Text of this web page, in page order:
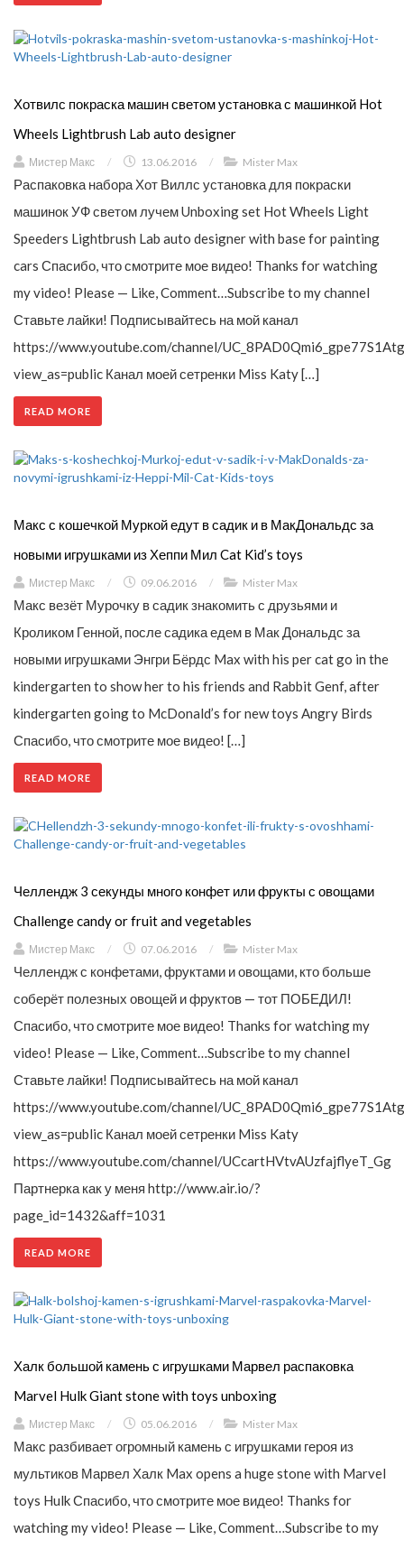
Хотвилс покраска машин светом установка с машинкой Hot
Wheels Lightbrush Lab auto designer
Мистер Макс / 13.06.2016 / Mister Max
Распаковка набора Хот Виллс установка для покраски
машинок УФ светом лучем Unboxing set Hot Wheels Light
Speeders Lightbrush Lab auto designer with base for painting
cars Спасибо, что смотрите мое видео! Thanks for watching
my video! Please — Like, Comment…Subscribe to my channel
Ставьте лайки! Подписывайтесь на мой канал
https://www.youtube.com/channel/
view_as=public Канал моей сетренки Miss Katy […]
READ MORE
Макс с кошечкой Муркой едут в садик и в МакДональдс за
новыми игрушками из Хеппи Мил Cat Kid’s toys
Мистер Макс / 09.06.2016 / Mister Max
Макс везёт Мурочку в садик знакомить с друзьями и
Кроликом Генной, после садика едем в Мак Дональдс за
новыми игрушками Энгри Бёрдс Max with his per cat go in the
kindergarten to show her to his friends and Rabbit Genf, after
kindergarten going to McDonald’s for new toys Angry Birds
Спасибо, что смотрите мое видео! […]
READ MORE
Челлендж 3 секунды много конфет или фрукты с овощами
Challenge candy or fruit and vegetables
Мистер Макс / 07.06.2016 / Mister Max
Челлендж с конфетами, фруктами и овощами, кто больше
соберёт полезных овощей и фруктов — тот ПОБЕДИЛ!
Спасибо, что смотрите мое видео! Thanks for watching my
video! Please — Like, Comment…Subscribe to my channel
Ставьте лайки! Подписывайтесь на мой канал
https://www.youtube.com/channel/
view_as=public Канал моей сетренки Miss Katy
https://www.youtube.com/channel/UCcartHVtvAUzfajflyeT_Gg
Партнерка как у меня http://www.air.io/?
page_id=1432&aff=1031
READ MORE
Халк большой камень с игрушками Марвел распаковка
Marvel Hulk Giant stone with toys unboxing
Мистер Макс / 05.06.2016 / Mister Max
Макс разбивает огромный камень с игрушками героя из
мультиков Марвел Халк Max opens a huge stone with Marvel
toys Hulk Спасибо, что смотрите мое видео! Thanks for
watching my video! Please — Like, Comment…Subscribe to my